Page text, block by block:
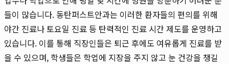
들이 많습니다. 동탄퍼스트안과는 이러한 환자들의 편의를 위해
야간 진료나 토요일 진료 등 탄력적인 진료 시간 제도를 운영하고
있습니다. 이를 통해 직장인들은 퇴근 후에도 여유롭게 진료를 받
을 수 있으며, 학생들은 학업에 지장을 주지 않고 눈 건강을 챙길